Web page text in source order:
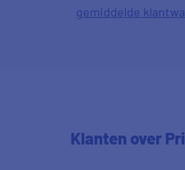
gemiddelde
Klanten over